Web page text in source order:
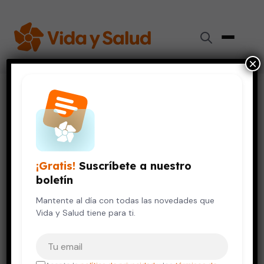
Videos de Salud
¿Cómo identificar una relación tóxica?
SALUD DE LA MUJER
¿Cómo identificar una relación
tóxica?
12 de octubre, 2023
¡Gratis! Suscríbete a nuestro
boletín
Mantente al día con todas las novedades que
Vida y Salud tiene para ti.
×